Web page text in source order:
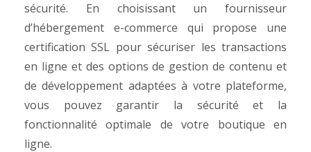
sécurité. En choisissant un fournisseur
d’hébergement e-commerce qui propose une
certification SSL pour sécuriser les transactions
en ligne et des options de gestion de contenu et
de développement adaptées à votre plateforme,
vous pouvez garantir la sécurité et la
fonctionnalité optimale de votre boutique en
ligne.